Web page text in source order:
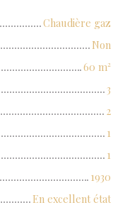
Chaudière gaz
Non
60 m²
3
2
1
1
1930
En excellent état